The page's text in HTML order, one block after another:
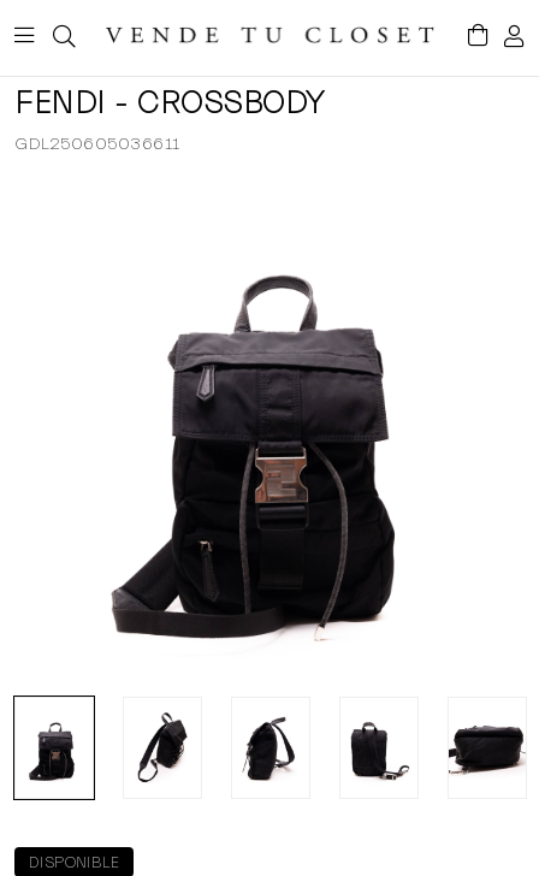
FENDI - CROSSBODY
GDL250605036611
DISPONIBLE